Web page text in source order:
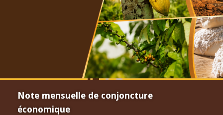
Note mensuelle de conjoncture
économique